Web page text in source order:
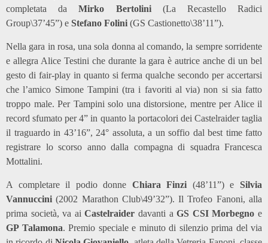
completata daMirko Bertolini(La Recastello Radici
Group\37’45”) e Stefano Folini (GS Castionetto\38’11”).
Nella gara in rosa, una sola donna al comando, la sempre sorridente
e allegra Alice Testini che durante la gara è autrice anche di un bel
gesto di fair-play in quanto si ferma qualche secondo per accertarsi
che l’amico Simone Tampini (tra i favoriti al via) non si sia fatto
troppo male. Per Tampini solo una distorsione, mentre per Alice il
record sfumato per 4” in quanto la portacolori dei Castelraider taglia
il traguardo in 43’16”, 24° assoluta, a un soffio dal best time fatto
registrare lo scorso anno dalla compagna di squadra Francesca
Mottalini.
A completare il podio donne Chiara Finzi (48’11”) eSilvia
Vannuccini (2002 Marathon Club\49’32”). Il Trofeo Fanoni, alla
prima società, va aiCastelraider davanti aGS CSI Morbegno e
GP Talamona. Premio speciale e minuto di silenzio prima del via